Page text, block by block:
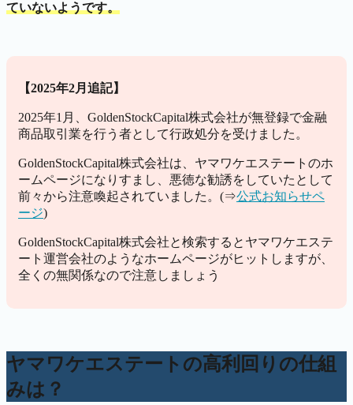
ていないようです。
【2025年2月追記】
2025年1月、GoldenStockCapital株式会社が無登録で金融
商品取引業を行う者として行政処分を受けました。
GoldenStockCapital株式会社は、ヤマワケエステートのホ
ームページになりすまし、悪徳な勧誘をしていたとして
前々から注意喚起されていました。(⇒公式お知らせペ
ージ)
GoldenStockCapital株式会社と検索するとヤマワケエステ
ート運営会社のようなホームページがヒットしますが、
全くの無関係なので注意しましょう
ヤマワケエステートの高利回りの仕組
みは？